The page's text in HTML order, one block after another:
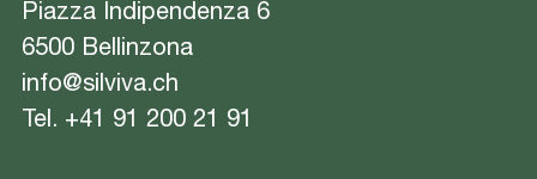
Piazza Indipendenza 6
6500 Bellinzona
info@silviva.ch
Tel. +41 91 200 21 91